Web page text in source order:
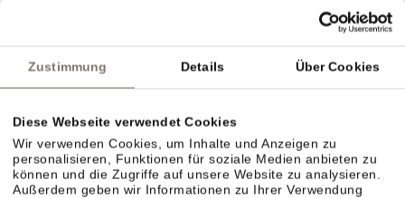
Zustimmung Details Über Cookies
Diese Webseite verwendet Cookies
Wir verwenden Cookies, um Inhalte und Anzeigen zu
personalisieren, Funktionen für soziale Medien anbieten zu
können und die Zugriffe auf unsere Website zu analysieren.
Außerdem geben wir Informationen zu Ihrer Verwendung
JOIN THE COMMUNITY
Seien Sie unter den Ersten, die Neuigkeiten vom
Stroblhof erfahren.
Exklusive Angebote und Aktuelles aus unserem
Weinhotel in Südtirol erwarten Sie.
Einfach ausfüllen und Newsletter abonnieren: